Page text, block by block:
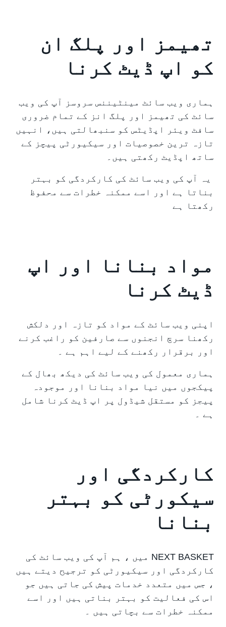
تھیمز اور پلگ ان
کو اپ ڈیٹ کرنا
ہماری ویب سائٹ مینٹیننس سروسز آپ کی ویب
سائٹ کی تھیمز اور پلگ انز کے تمام ضروری
سافٹ ویئر اپڈیٹس کو سنبھالتی ہیں، انہیں
تازہ ترین خصوصیات اور سیکیورٹی پیچز کے
ساتھ اپڈیٹ رکھتی ہیں۔
یہ آپ کی ویب سائٹ کی کارکردگی کو بہتر
بناتا ہے اور اسے ممکنہ خطرات سے محفوظ
رکھتا ہے
مواد بنانا اور اپ
ڈیٹ کرنا
اپنی ویب سائٹ کے مواد کو تازہ اور دلکش
رکھنا سرچ انجنوں سے صارفین کو راغب کرنے
اور برقرار رکھنے کے لیے اہم ہے ۔
ہماری معمول کی ویب سائٹ کی دیکھ بھال کے
پیکجوں میں نیا مواد بنانا اور موجودہ
پیجز کو مستقل شیڈول پر اپ ڈیٹ کرنا شامل
ہے ۔
کارکردگی اور
سیکورٹی کو بہتر
بنانا
NEXT BASKET میں ، ہم آپ کی ویب سائٹ کی
کارکردگی اور سیکیورٹی کو ترجیح دیتے ہیں
، جس میں متعدد خدمات پیش کی جاتی ہیں جو
اس کی فعالیت کو بہتر بناتی ہیں اور اسے
ممکنہ خطرات سے بچاتی ہیں ۔